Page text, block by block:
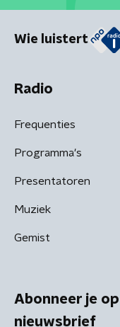
Wie luistert
Radio
Frequenties
Programma's
Presentatoren
Muziek
Gemist
Abonneer je
nieuwsbrief